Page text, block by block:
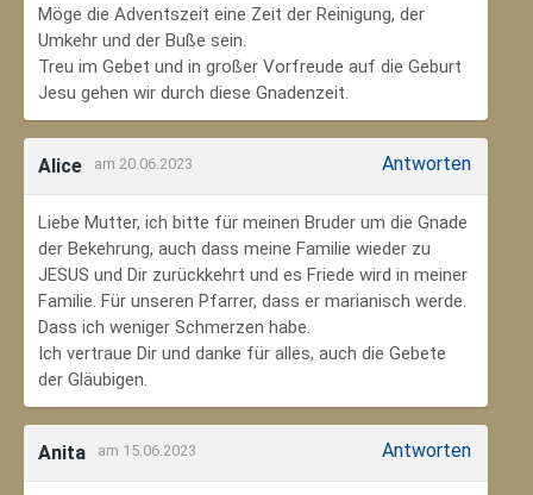
Möge die Adventszeit eine Zeit der Reinigung, der
Umkehr und der Buße sein.
Treu im Gebet und in großer Vorfreude auf die Geburt
Jesu gehen wir durch diese Gnadenzeit.
Alice am 20.06.2023 Antworten
Liebe Mutter, ich bitte für meinen Bruder um die Gnade
der Bekehrung, auch dass meine Familie wieder zu
JESUS und Dir zurückkehrt und es Friede wird in meiner
Familie. Für unseren Pfarrer, dass er marianisch werde.
Dass ich weniger Schmerzen habe.
Ich vertraue Dir und danke für alles, auch die Gebete
der Gläubigen.
Anita am 15.06.2023 Antworten